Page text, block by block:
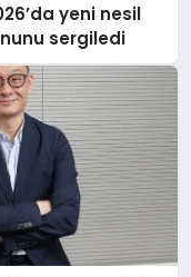
yeni nesil
sergiledi